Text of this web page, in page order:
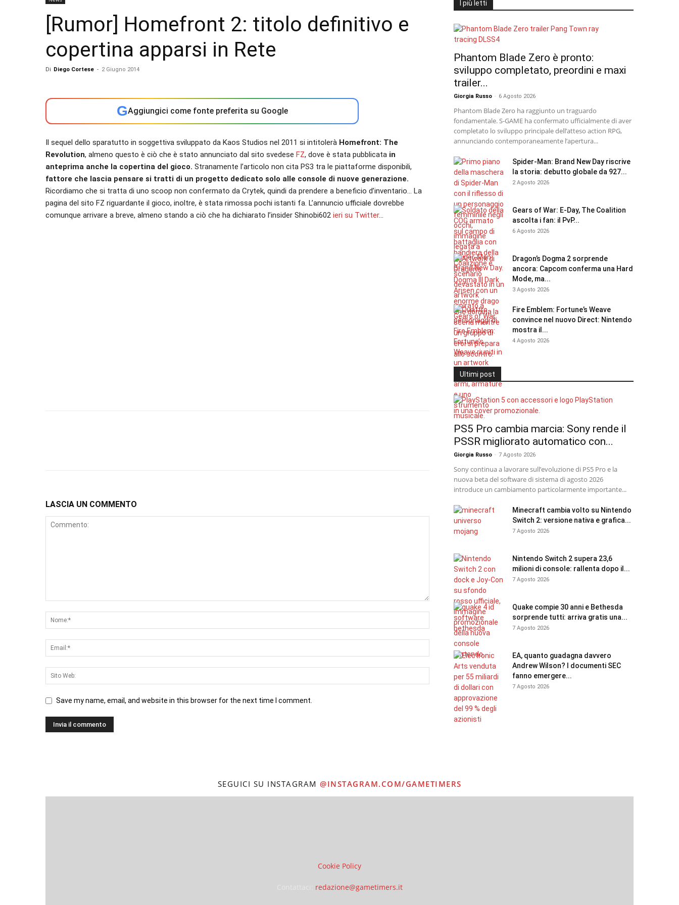
[Rumor] Homefront 2: titolo definitivo e
copertina apparsi in Rete
Di Diego Cortese - 2 Giugno 2014
GAggiungici come fonte preferita su Google
Il sequel dello sparatutto in soggettiva sviluppato da Kaos Studios nel 2011 si intitolerà Homefront: The
Revolution, almeno questo è ciò che è stato annunciato dal sito svedese FZ, dove è stata pubblicata in
anteprima anche la copertina del gioco. Stranamente l’articolo non cita PS3 tra le piattaforme disponibili,
fattore che lascia pensare si tratti di un progetto dedicato solo alle console di nuove generazione.
Ricordiamo che si tratta di uno scoop non confermato da Crytek, quindi da prendere a beneficio d’inventario… La
pagina del sito FZ riguardante il gioco, inoltre, è stata rimossa pochi istanti fa. L’annuncio ufficiale dovrebbe
comunque arrivare a breve, almeno stando a ciò che ha dichiarato l’insider Shinobi602 ieri su Twitter…
LASCIA UN COMMENTO
Save my name, email, and website in this browser for the next time I comment.
I più letti
Phantom Blade Zero è pronto:
sviluppo completato, preordini e maxi
trailer...
Giorgia Russo - 6 Agosto 2026
Phantom Blade Zero ha raggiunto un traguardo
fondamentale. S-GAME ha confermato ufficialmente di aver
completato lo sviluppo principale dell’atteso action RPG,
annunciando contemporaneamente l’apertura...
Spider-Man: Brand New Day riscrive
la storia: debutto globale da 927...
2 Agosto 2026
Gears of War: E-Day, The Coalition
ascolta i fan: il PvP...
6 Agosto 2026
Dragon’s Dogma 2 sorprende
ancora: Capcom conferma una Hard
Mode, ma...
3 Agosto 2026
Fire Emblem: Fortune’s Weave
convince nel nuovo Direct: Nintendo
mostra il...
4 Agosto 2026
Ultimi post
PS5 Pro cambia marcia: Sony rende il
PSSR migliorato automatico con...
Giorgia Russo - 7 Agosto 2026
Sony continua a lavorare sull’evoluzione di PS5 Pro e la
nuova beta del software di sistema di agosto 2026
introduce un cambiamento particolarmente importante...
Minecraft cambia volto su Nintendo
Switch 2: versione nativa e grafica...
7 Agosto 2026
Nintendo Switch 2 supera 23,6
milioni di console: rallenta dopo il...
7 Agosto 2026
Quake compie 30 anni e Bethesda
sorprende tutti: arriva gratis una...
7 Agosto 2026
EA, quanto guadagna davvero
Andrew Wilson? I documenti SEC
fanno emergere...
7 Agosto 2026
SEGUICI SU INSTAGRAM @INSTAGRAM.COM/GAMETIMERS
Cookie Policy
redazione@gametimers.it